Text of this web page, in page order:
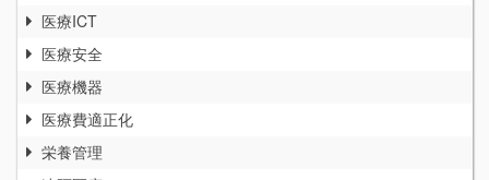
医療ICT
医療安全
医療機器
医療費適正化
栄養管理